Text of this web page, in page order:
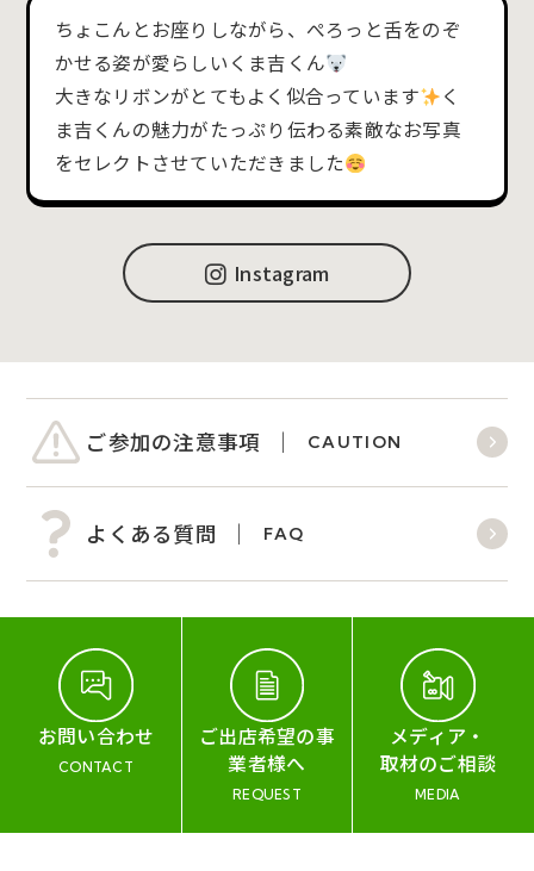
ちょこんとお座りしながら、ぺろっと舌をのぞ
かせる姿が愛らしいくま吉くん
大きなリボンがとてもよく似合っています
く
ま吉くんの魅力がたっぷり伝わる素敵なお写真
をセレクトさせていただきました
Instagram
ご参加の注意事項 CAUTION
よくある質問 FAQ
お問い合わせ
CONTACT
ご出店希望の事
業者様へ
REQUEST
メディア・
取材のご相談
MEDIA